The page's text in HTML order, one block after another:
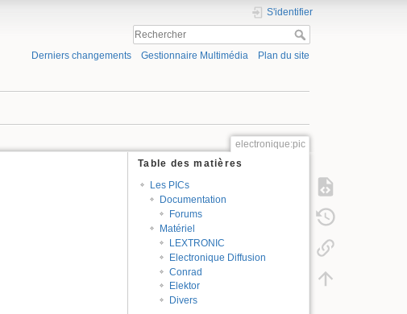
S'identifier
Derniers changements Gestionnaire Multimédia Plan du site
electronique:pic
Table des matières
Les PICs
Documentation
Forums
Matériel
LEXTRONIC
Electronique Diffusion
Conrad
Elektor
Divers